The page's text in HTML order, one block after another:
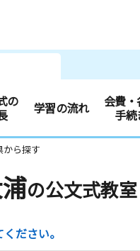
の
学習の流れ
会費
手続
から探す
の公文式教室
ださい。